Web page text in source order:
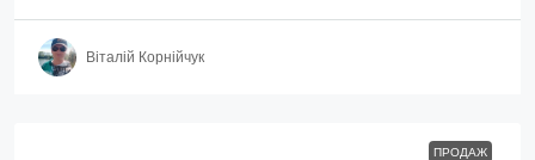
Віталій Корнійчук
ПРОДАЖ